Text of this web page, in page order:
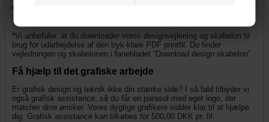
til ordren
8. Vælg betalingsmetode og færdiggør bestillingen.
*Vi anbefaler, at du downloader vores designvejlening og skabelon til
brug for udarbejdelse af den tryk-klare PDF printfil. Du finder
vejledningen og skabelonen i fanebladet “Download design skabelon”.
Få hjælp til det grafiske arbejde
Er grafisk design og teknik ikke din stærke side? I så fald tilbyder vi
også grafisk assistance, så du får en parasol med eget logo, der
matcher dine ønsker. Vores dygtige grafikere sidder klar til at hjælpe
dig. Grafisk assistance kan tilkøbes for 500,00 DKK pr. fil.